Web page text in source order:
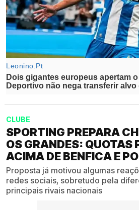
CLUBE
SPORTING PREPARA
OS GRANDES: QUOTAS
ACIMA DE BENFICA E
Proposta já motivou algumas
redes sociais, sobretudo pela
principais rivais nacionais